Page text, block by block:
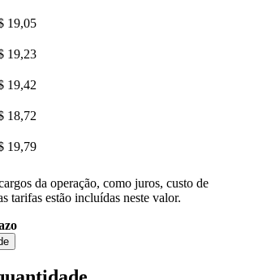
19,05
19,23
19,42
18,72
19,79
da operação, como juros, custo de
tarifas estão incluídas neste valor.